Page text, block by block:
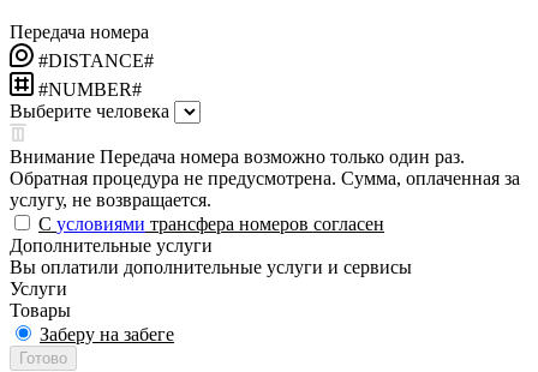
Передача номера
#DISTANCE#
#NUMBER#
Выберите человека
Внимание Передача номера возможно только один раз.
Обратная процедура не предусмотрена. Сумма, оплаченная за
услугу, не возвращается.
С условиями трансфера номеров согласен
Дополнительные услуги
Вы оплатили дополнительные услуги и сервисы
Услуги
Товары
Заберу на забеге
Готово